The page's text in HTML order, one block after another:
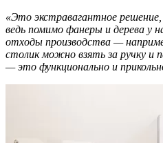
«Это экстравагантное
ведь помимо фанеры и дерева у
отходы производства —
столик можно взять за ручку и
— это функционально и